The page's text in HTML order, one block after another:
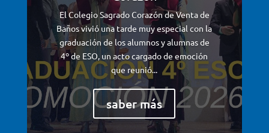
El Colegio Sagrado Corazón de Venta de
Baños vivió una tarde muy especial con la
graduación de los alumnos y alumnas de
4º de ESO, un acto cargado de emoción
que reunió...
saber más